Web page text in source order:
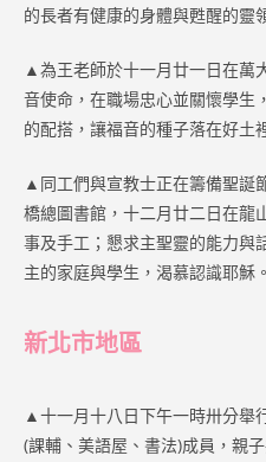
的長者有健康的身體與甦醒的靈
▲為王老師於十一月廿一日在萬
音使命，在職場忠心並關懷學
的配搭，讓福音的種子落在好土
▲同工們與宣教士正在籌備聖誕
橋總圖書館，十二月廿二日在龍
事及手工；懇求主聖靈的能力與
主的家庭與學生，渴慕認識耶穌。
新北市地區
▲十一月十八日下午一時卅分舉
(課輔、美語屋、書法)成員，親